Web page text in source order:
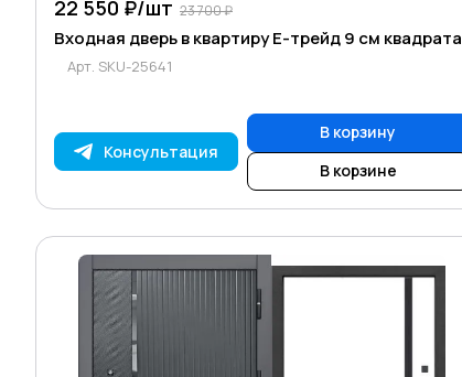
22 550 ₽/шт 23 700 ₽
Входная дверь в квартиру Е-трейд 9 см квадрата
Арт. SKU-25641
Консультация
В корзину
В корзине